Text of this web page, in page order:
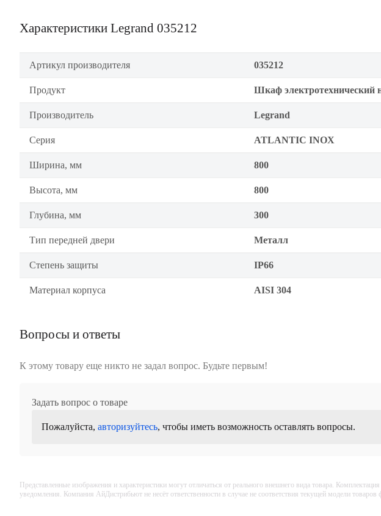
Характеристики Legrand 035212
Артикул производителя 035212
Продукт Шкаф электротехнический
Производитель Legrand
Серия ATLANTIC INOX
Ширина, мм 800
Высота, мм 800
Глубина, мм 300
Тип передней двери Металл
Степень защиты IP66
Материал корпуса AISI 304
Вопросы и ответы
К этому товару еще никто не задал вопрос. Будьте первым!
Задать вопрос о товаре
Пожалуйста, авторизуйтесь, чтобы иметь возможность оставлять вопросы.
Представленные изображения и характеристики могут отличаться от реального внешнего вида товара.
уведомления. Компания АйДистрибьют не несёт ответственности в случае не соответствия текущей модели